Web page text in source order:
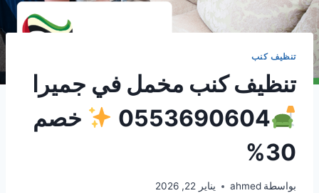
تنظيف كنب
تنظيف كنب مخمل في جميرا
0553690604
خصم
30%
بواسطة ahmed يناير 22, 2026